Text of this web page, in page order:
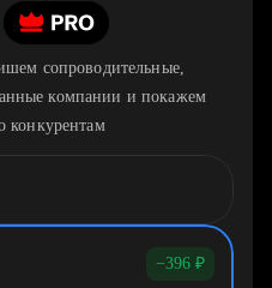
сопроводительные,
компании и покажем
конкурентам
−396 ₽